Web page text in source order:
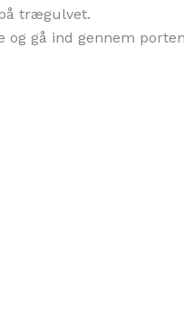
trægulvet.
gå ind gennem